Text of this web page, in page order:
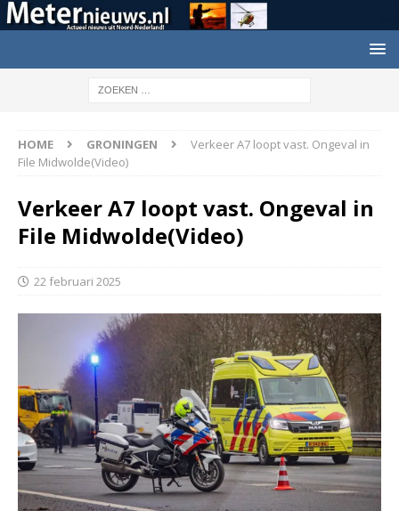
HOME GRONINGEN
Verkeer A7 loopt vast. Ongeval in
File Midwolde(Video)
Verkeer A7 loopt vast. Ongeval in
File Midwolde(Video)
22 februari 2025